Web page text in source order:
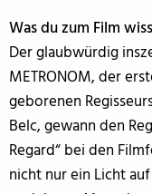
Was du zum Film
Der glaubwürdig
METRONOM, der
geborenen
Belc, gewann den
Regard“ bei den
nicht nur ein Licht